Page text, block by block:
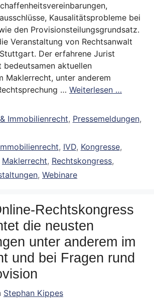
Kausalitätsprobleme bei
den Provisionsteilungsgrundsatz.
Veranstaltung von Rechtsanwalt
Der erfahrene Jurist
bedeutsamen aktuellen
Maklerrecht, unter anderem
… Weiterlesen …
Immobilienrecht, Pressemeldungen,
, IVD, Kongresse,
Maklerrecht, Rechtskongress,
, Webinare
Rechtskongress
die neusten
unter anderem im
und bei Fragen rund
Stephan Kippes